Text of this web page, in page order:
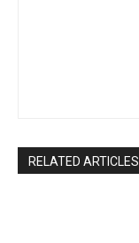
RELATED ARTICLES